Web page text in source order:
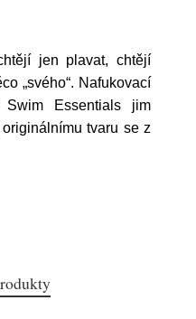
jen plavat, chtějí
„svého“. Nafukovací
Essentials jim
tvaru se z